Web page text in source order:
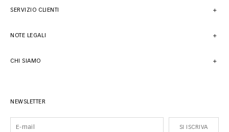
SERVIZIO CLIENTI
NOTE LEGALI
CHI SIAMO
NEWSLETTER
SI ISCRIVA